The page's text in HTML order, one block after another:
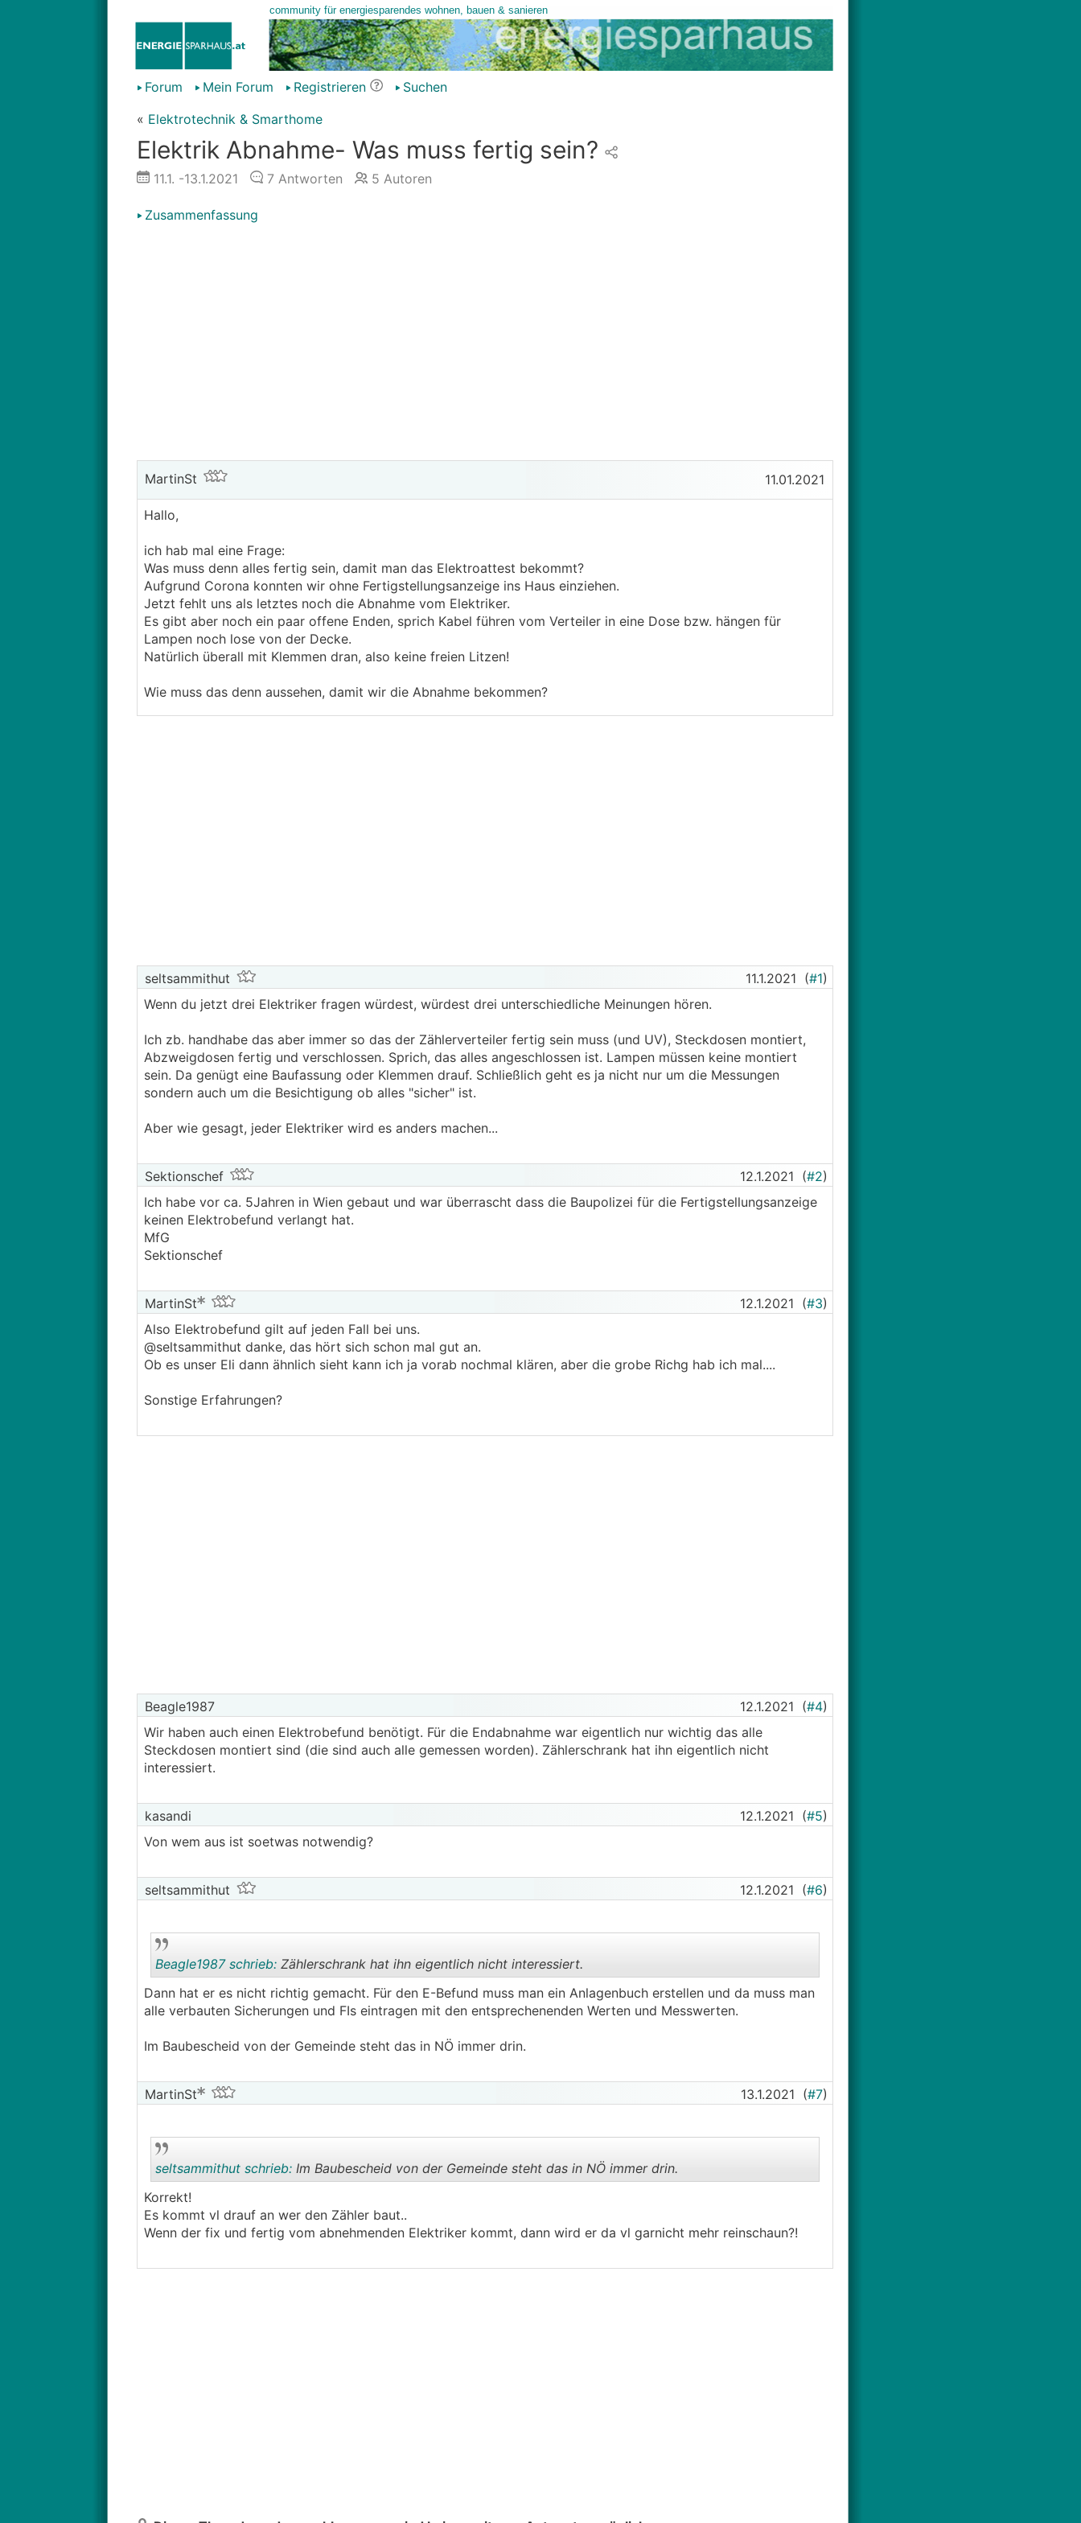
Forum Mein Forum Registrieren
Suchen
« Elektrotechnik & Smarthome
Elektrik Abnahme- Was muss fertig sein?
11.1. -13.1.2021 7Antworten 5 Autoren
Zusammenfassung
MartinSt 11.01.2021
Hallo,
ich hab mal eine Frage:
Was muss denn alles fertig sein, damit man das Elektroattest bekommt?
Aufgrund Corona konnten wir ohne Fertigstellungsanzeige ins Haus einziehen.
Jetzt fehlt uns als letztes noch die Abnahme vom Elektriker.
Es gibt aber noch ein paar offene Enden, sprich Kabel führen vom Verteiler in eine Dose bzw. hängen für
Lampen noch lose von der Decke.
Natürlich überall mit Klemmen dran, also keine freien Litzen!
Wie muss das denn aussehen, damit wir die Abnahme bekommen?
seltsammithut 11.1.2021 (#1)
Wenn du jetzt drei Elektriker fragen würdest, würdest drei unterschiedliche Meinungen hören.
Ich zb. handhabe das aber immer so das der Zählerverteiler fertig sein muss (und UV), Steckdosen montiert,
Abzweigdosen fertig und verschlossen. Sprich, das alles angeschlossen ist. Lampen müssen keine montiert
sein. Da genügt eine Baufassung oder Klemmen drauf. Schließlich geht es ja nicht nur um die Messungen
sondern auch um die Besichtigung ob alles "sicher" ist.
Aber wie gesagt, jeder Elektriker wird es anders machen...
Sektionschef 12.1.2021 (#2)
Ich habe vor ca. 5Jahren in Wien gebaut und war überrascht dass die Baupolizei für die Fertigstellungsanzeige
keinen Elektrobefund verlangt hat.
MfG
Sektionschef
MartinSt 12.1.2021 (#3)
Also Elektrobefund gilt auf jeden Fall bei uns.
@seltsammithut danke, das hört sich schon mal gut an.
Ob es unser Eli dann ähnlich sieht kann ich ja vorab nochmal klären, aber die grobe Richg hab ich mal....
Sonstige Erfahrungen?
Beagle1987 12.1.2021 (#4)
Wir haben auch einen Elektrobefund benötigt. Für die Endabnahme war eigentlich nur wichtig das alle
Steckdosen montiert sind (die sind auch alle gemessen worden). Zählerschrank hat ihn eigentlich nicht
interessiert.
kasandi 12.1.2021 (#5)
Von wem aus ist soetwas notwendig?
seltsammithut 12.1.2021 (#6)
Beagle1987 schrieb:Zählerschrank hat ihn eigentlich nicht interessiert.
Dann hat er es nicht richtig gemacht. Für den E-Befund muss man ein Anlagenbuch erstellen und da muss man
alle verbauten Sicherungen und FIs eintragen mit den entsprechenenden Werten und Messwerten.
Im Baubescheid von der Gemeinde steht das in NÖ immer drin.
MartinSt 13.1.2021 (#7)
..
seltsammithut schrieb:Im Baubescheid von der Gemeinde steht das in NÖ immer drin.
Korrekt!
Es kommt vl drauf an wer den Zähler baut..
Wenn der fix und fertig vom abnehmenden Elektriker kommt, dann wird er da vl garnicht mehr reinschaun?!